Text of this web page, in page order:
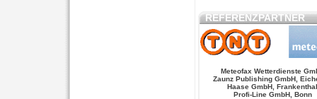
REFERENZPARTNER
Meteofax Wetterdienste
Zaunz Publishing GmbH,
Haase GmbH, Frankenthal
Profi-Line GmbH, Bonn